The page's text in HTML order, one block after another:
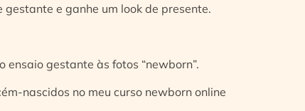
e ganhe um look de presente.
ensaio gestante às fotos “newborn”.
nascidos no meu curso newborn online